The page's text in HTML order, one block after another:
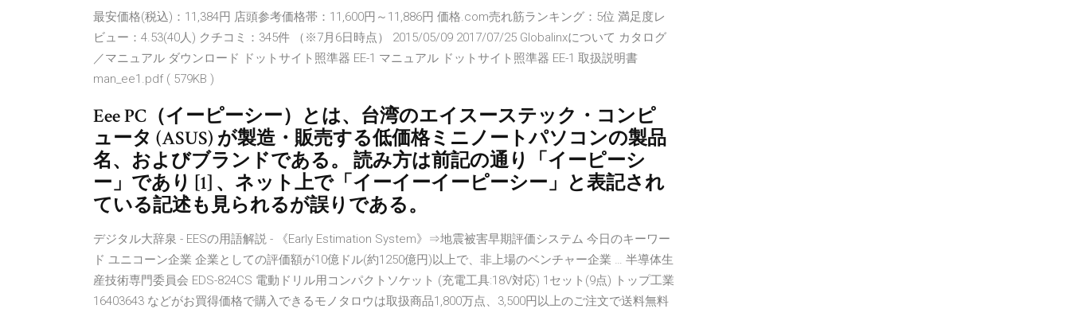
最安価格(税込)：11,384円 店頭参考価格帯：11,600円～11,886円 価格.com売れ筋ランキング：5位 満足度レ
ビュー：4.53(40人) クチコミ：345件 （※7月6日時点） 2015/05/09 2017/07/25 Globalinxについて カタログ
／マニュアル ダウンロード ドットサイト照準器 EE-1 マニュアル ドットサイト照準器 EE-1 取扱説明書
man_ee1.pdf ( 579KB )
Eee PC（イーピーシー）とは、台湾のエイスーステック・コンピ
ュータ (ASUS) が製造・販売する低価格ミニノートパソコンの製品
名、およびブランドである。 読み方は前記の通り「イーピーシ
ー」であり [1] 、ネット上で「イーイーイーピーシー」と表記され
ている記述も見られるが誤りである。
デジタル大辞泉 - EESの用語解説 - 《Early Estimation System》⇒地震被害早期評価システム 今日のキーワー
ド ユニコーン企業 企業としての評価額が10億ドル(約1250億円)以上で、非上場のベンチャー企業 … 半導体生
産技術専門委員会 EDS-824CS 電動ドリル用コンパクトソケット (充電工具:18V対応) 1セット(9点) トップ工業
16403643 などがお買得価格で購入できるモノタロウは取扱商品1,800万点、3,500円以上のご注文で送料無料